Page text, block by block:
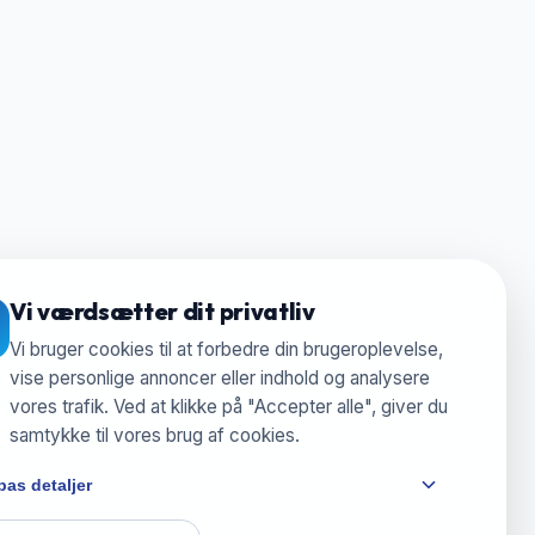
Vi værdsætter dit privatliv
Vi bruger cookies til at forbedre din brugeroplevelse,
vise personlige annoncer eller indhold og analysere
vores trafik. Ved at klikke på "Accepter alle", giver du
samtykke til vores brug af cookies.
detaljer